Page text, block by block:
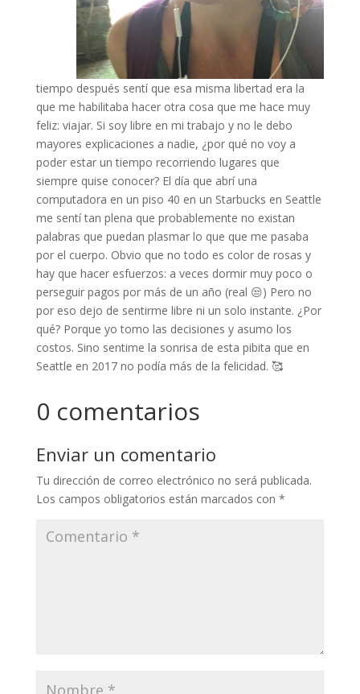
tiempo después sentí que esa misma libertad era la
que me habilitaba hacer otra cosa que me hace muy
feliz: viajar. Si soy libre en mi trabajo y no le debo
mayores explicaciones a nadie, ¿por qué no voy a
poder estar un tiempo recorriendo lugares que
siempre quise conocer? El día que abrí una
computadora en un piso 40 en un Starbucks en Seattle
me sentí tan plena que probablemente no existan
palabras que puedan plasmar lo que que me pasaba
por el cuerpo. Obvio que no todo es color de rosas y
hay que hacer esfuerzos: a veces dormir muy poco o
perseguir pagos por más de un año (real 😒) Pero no
por eso dejo de sentirme libre ni un solo instante. ¿Por
qué? Porque yo tomo las decisiones y asumo los
costos. Sino sentime la sonrisa de esta pibita que en
Seattle en 2017 no podía más de la felicidad. 🥰
0 comentarios
Enviar un comentario
Tu dirección de correo electrónico no será publicada.
Los campos obligatorios están marcados con *